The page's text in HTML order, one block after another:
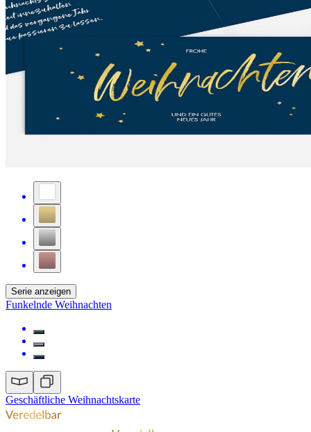
Serie anzeigen
Funkelnde Weihnachten
Geschäftliche Weihnachtskarte